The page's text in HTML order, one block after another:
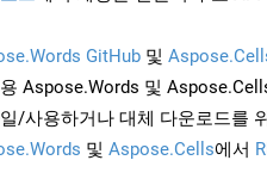
GitHub 및
Aspose.Words 및
/사용하거나 대체 다운로드를
및 Aspose.Cells에서